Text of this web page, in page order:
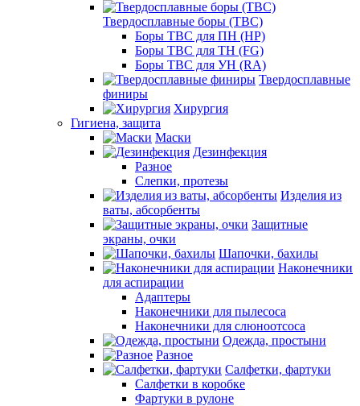
Твердосплавные боры (ТВС)
Боры ТВС для ПН (HP)
Боры ТВС для ТН (FG)
Боры ТВС для УН (RA)
Твердосплавные
финиры
Хирургия
Гигиена, защита
Маски
Дезинфекция
Разное
Слепки, протезы
Изделия из
ваты, абсорбенты
Защитные
экраны, очки
Шапочки, бахилы
Наконечники
для аспирации
Адаптеры
Наконечники для пылесоса
Наконечники для слюноотсоса
Одежда, простыни
Разное
Салфетки, фартуки
Салфетки в коробке
Фартуки в рулоне